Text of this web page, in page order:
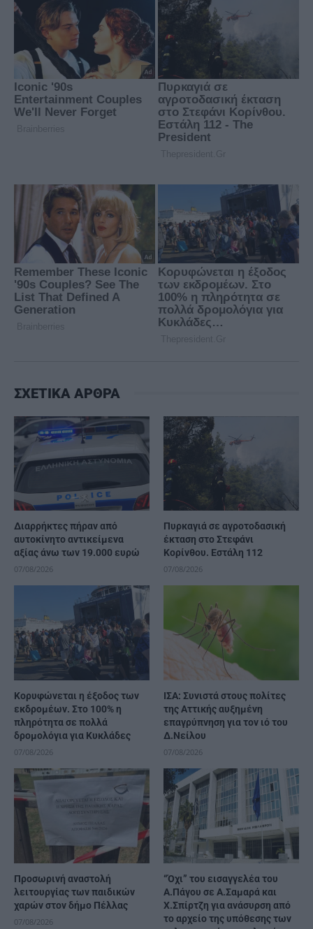
ΣΧΕΤΙΚΑ ΑΡΘΡΑ
Διαρρήκτες πήραν από
αυτοκίνητο αντικείμενα
αξίας άνω των 19.000 ευρώ
07/08/2026
Πυρκαγιά σε αγροτοδασική
έκταση στο Στεφάνι
Κορίνθου. Εστάλη 112
07/08/2026
Κορυφώνεται η έξοδος των
εκδρομέων. Στο 100% η
πληρότητα σε πολλά
δρομολόγια για Κυκλάδες
07/08/2026
ΙΣΑ: Συνιστά στους πολίτες
της Αττικής αυξημένη
επαγρύπνηση για τον ιό του
Δ.Νείλου
07/08/2026
Προσωρινή αναστολή
λειτουργίας των παιδικών
χαρών στον δήμο Πέλλας
07/08/2026
“Όχι” του εισαγγελέα του
Α.Πάγου σε Α.Σαμαρά και
Χ.Σπίρτζη για ανάσυρση από
το αρχείο της υπόθεσης των